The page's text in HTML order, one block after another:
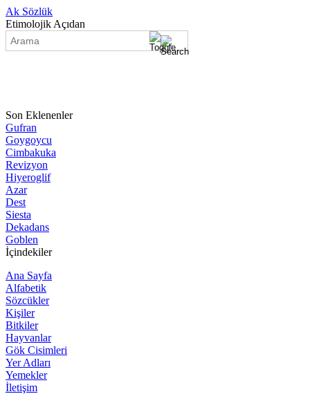
Ak Sözlük
Etimolojik Açıdan
Son Eklenenler
Gufran
Goygoycu
Cimbakuka
Revizyon
Hiyeroglif
Azar
Dest
Siesta
Dekadans
Goblen
İçindekiler
Ana Sayfa
Alfabetik
Sözcükler
Kişiler
Bitkiler
Hayvanlar
Gök Cisimleri
Yer Adları
Yemekler
İletişim